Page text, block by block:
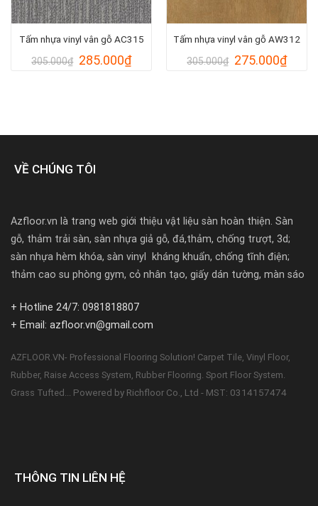
Tấm nhựa vinyl vân gỗ AC315
305.000₫ Giá
285.000₫Giá
Tấm nhựa vinyl vân gỗ AW312
305.000₫ Giá
275.000₫Giá
VỀ CHÚNG TÔI
Azfloor.vn là trang web giới thiệu vật liệu sàn hoàn thiện. Sàn
gỗ, thảm trải sàn, sàn nhựa giả gỗ, đá,thảm, chống trượt, 3d;
sàn nhựa hèm khóa, sàn vinyl kháng khuẩn, chống tĩnh điện;
thảm cao su phòng gym, cỏ nhân tạo, giấy dán tường, màn sáo
+ Hotline 24/7: 0981818807
+ Email: azfloor.vn@gmail.com
AZFLOOR.VN- Professional Flooring Solution! Carpet Tile, Vinyl Floor,
Rubber, Raise Access System, Rubber Flooring. Sport Floor System.
Grass Tufted... Powered by Richfloor Co., Ltd - MST: 0314157474
THÔNG TIN LIÊN HỆ